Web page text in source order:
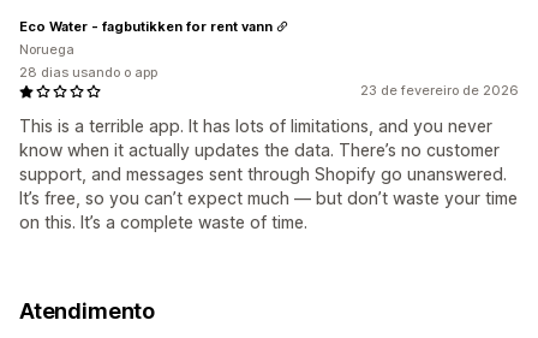
23 de fevereiro de 2026
This is a terrible app. It has lots of limitations, and you never
know when it actually updates the data. There’s no customer
support, and messages sent through Shopify go unanswered.
It’s free, so you can’t expect much — but don’t waste your time
on this. It’s a complete waste of time.
Eco Water - fagbutikken for rent vann
Noruega
28 dias usando o app
Atendimento